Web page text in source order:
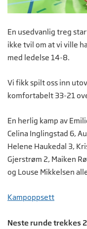
En usedvanlig treg
ikke tvil om at vi ville
med ledelse 14-8.
Vi fikk spilt oss inn
komfortabelt 33-21
En herlig kamp av
Celina Inglingstad 6,
Helene Haukedal 3,
Gjerstrøm 2, Maiken
og Louse Mikkelsen
Kampoppsett
Neste runde trekkes